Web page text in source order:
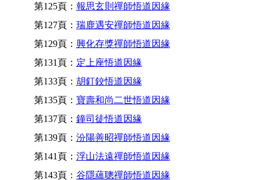
第125頁： 報思玄則禪師悟道因緣
第127頁： 瑞鹿遇安禪師悟道因緣
第129頁： 興化存獎禪師悟道因緣
第131頁： 定上座悟道因緣
第133頁： 胡釘鉸悟道因緣
第135頁： 寶壽和尚二世悟道因緣
第137頁： 鐘司徒悟道因緣
第139頁： 汾陽善昭禪師悟道因緣
第141頁： 浮山法遠禪師悟道因緣
第143頁： 谷隱蘊聰禪師悟道因緣